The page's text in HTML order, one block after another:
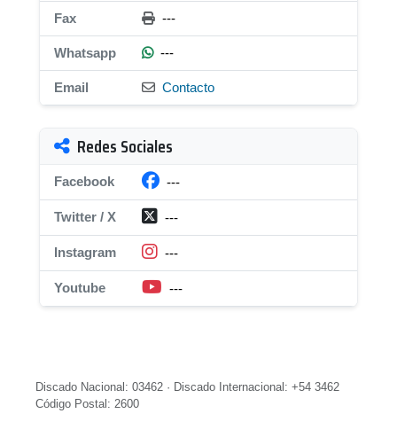
Fax ---
Whatsapp ---
Email Contacto
Redes Sociales
Facebook ---
Twitter / X ---
Instagram ---
Youtube ---
Discado Nacional: 03462 · Discado Internacional: +54 3462
Código Postal: 2600